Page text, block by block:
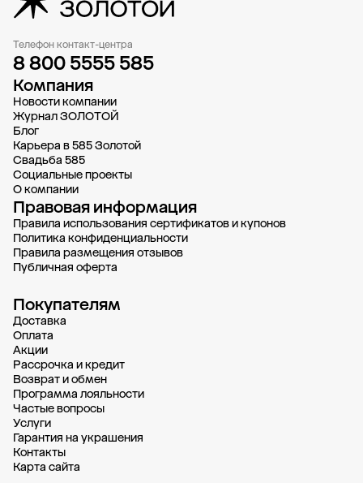
Телефон контакт-центра
8 800 5555 585
Компания
Новости компании
Журнал ЗОЛОТОЙ
Блог
Карьера в 585 Золотой
Свадьба 585
Социальные проекты
О компании
Правовая информация
Правила использования сертификатов и купонов
Политика конфиденциальности
Правила размещения отзывов
Публичная оферта
Покупателям
Доставка
Oплата
Акции
Рассрочка и кредит
Возврат и обмен
Программа лояльности
Частые вопросы
Услуги
Гарантия на украшения
Контакты
Карта сайта